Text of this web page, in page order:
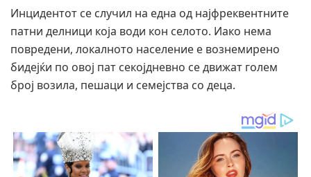
Инцидентот се случил на една од најфреквентните
патни делници која води кон селото. Иако нема
повредени, локалното население е вознемирено
бидејќи по овој пат секојдневно се движат голем
број возила, пешаци и семејства со деца.